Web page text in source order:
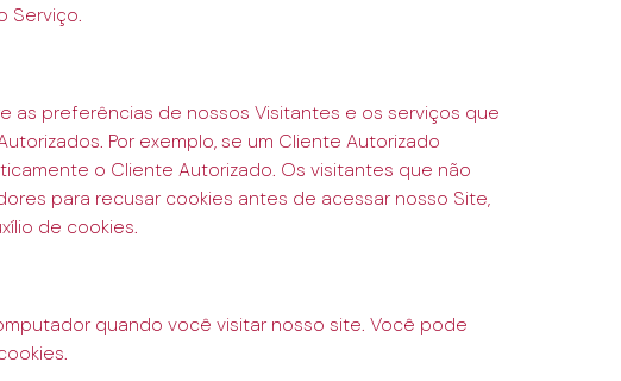
Serviço.
as preferências de nossos Visitantes e os serviços que
Por exemplo, se um Cliente Autorizado
o Cliente Autorizado. Os visitantes que não
para recusar cookies antes de acessar nosso Site,
de cookies.
quando você visitar nosso site. Você pode